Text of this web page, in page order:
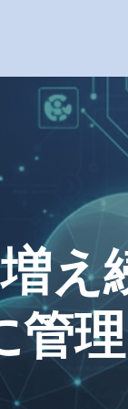
増え
管理